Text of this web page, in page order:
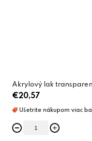
Akrylový lak
€20,57